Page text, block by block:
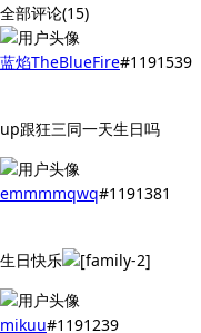
全部评论(15)
蓝焰TheBlueFire#1191539
up跟狂三同一天生日吗
emmmmqwq#1191381
生日快乐
mikuu#1191239